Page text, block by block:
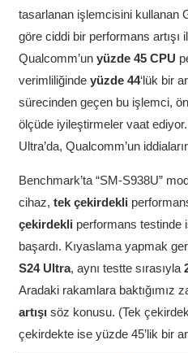
tasarlanan işlemcisini kullanan
göre ciddi bir performans artışı
Qualcomm’un yüzde 45 CPU
verimliliğinde yüzde 44‘lük bir
sürecinden geçen bu işlemci,
ölçüde iyileştirmeler vaat
Ultra’da, Qualcomm’un
Benchmark’ta “SM-S938U”
cihaz, tek çekirdekli
çekirdekli performans testinde
başardı. Kıyaslama yapmak
S24 Ultra, aynı testte sırasıyla
Aradaki rakamlara baktığımız
artışısöz konusu. (Tek
çekirdekte ise yüzde 45’lik bir